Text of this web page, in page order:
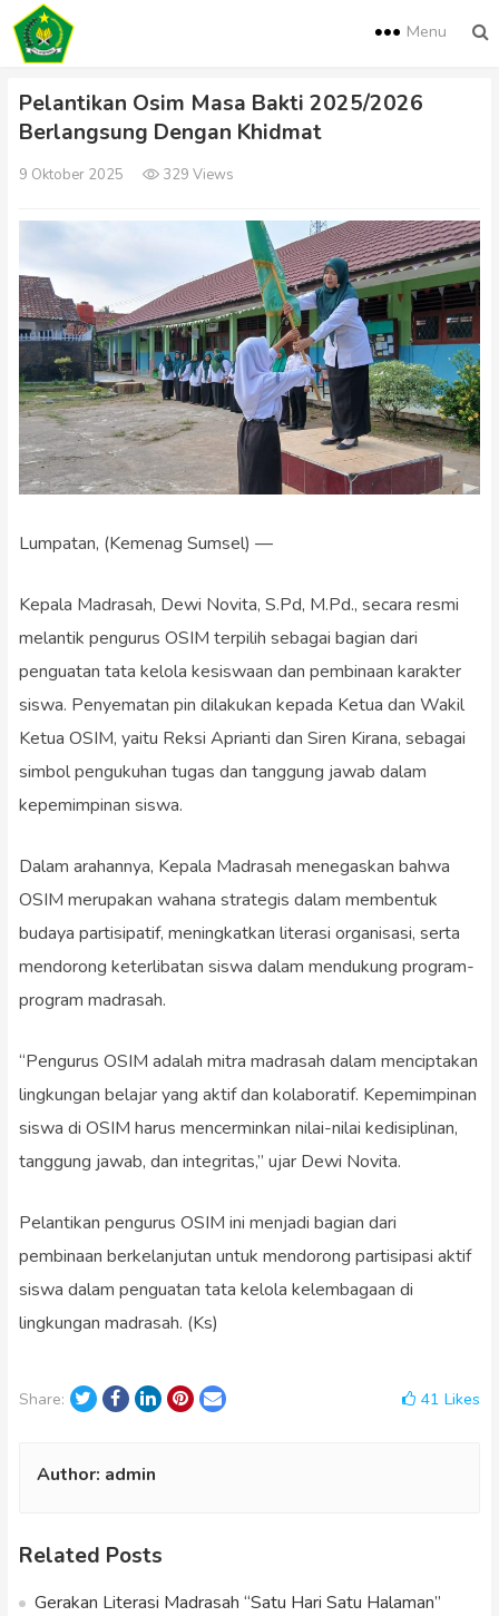
Menu
Pelantikan Osim Masa Bakti 2025/2026
Berlangsung Dengan Khidmat
9 Oktober 2025 329 Views
Lumpatan, (Kemenag Sumsel) —
Kepala Madrasah, Dewi Novita, S.Pd, M.Pd., secara resmi
melantik pengurus OSIM terpilih sebagai bagian dari
penguatan tata kelola kesiswaan dan pembinaan karakter
siswa. Penyematan pin dilakukan kepada Ketua dan Wakil
Ketua OSIM, yaitu Reksi Aprianti dan Siren Kirana, sebagai
simbol pengukuhan tugas dan tanggung jawab dalam
kepemimpinan siswa.
Dalam arahannya, Kepala Madrasah menegaskan bahwa
OSIM merupakan wahana strategis dalam membentuk
budaya partisipatif, meningkatkan literasi organisasi, serta
mendorong keterlibatan siswa dalam mendukung program-
program madrasah.
“Pengurus OSIM adalah mitra madrasah dalam menciptakan
lingkungan belajar yang aktif dan kolaboratif. Kepemimpinan
siswa di OSIM harus mencerminkan nilai-nilai kedisiplinan,
tanggung jawab, dan integritas,” ujar Dewi Novita.
Pelantikan pengurus OSIM ini menjadi bagian dari
pembinaan berkelanjutan untuk mendorong partisipasi aktif
siswa dalam penguatan tata kelola kelembagaan di
lingkungan madrasah. (Ks)
Share: TwitterFacebook
LinkedInPinterest
Email 41Likes
Author: admin
Related Posts
Gerakan Literasi Madrasah “Satu Hari Satu Halaman”